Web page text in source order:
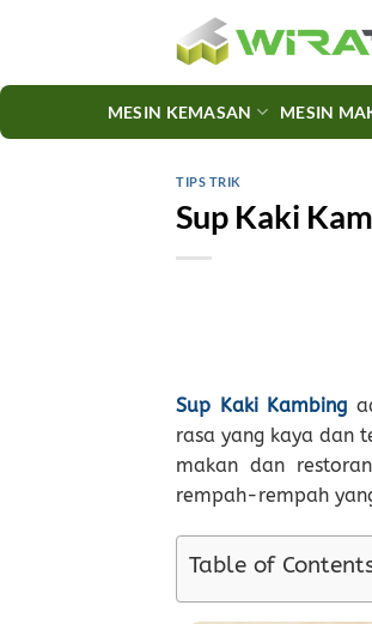
MESIN KEMASAN MESIN
TIPS TRIK
Sup Kaki
Sup Kaki Kambing
rasa yang kaya dan
makan dan
rempah-rempah
Table of